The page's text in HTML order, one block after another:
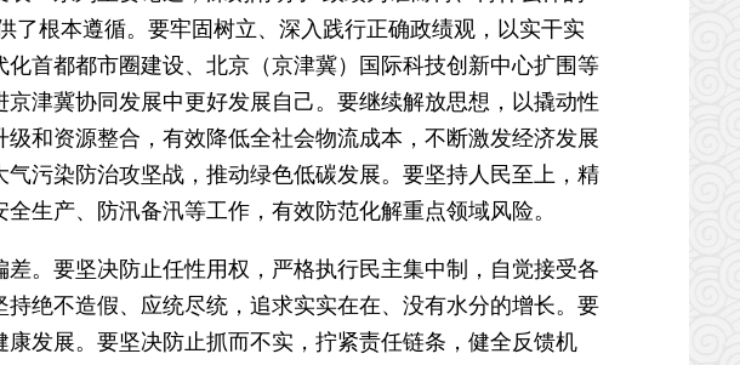
了根本遵循。要牢固树立、深入践行正确政绩观，以实干实
首都都市圈建设、北京（京津冀）国际科技创新中心扩围等
津冀协同发展中更好发展自己。要继续解放思想，以撬动性
和资源整合，有效降低全社会物流成本，不断激发经济发展
污染防治攻坚战，推动绿色低碳发展。要坚持人民至上，精
生产、防汛备汛等工作，有效防范化解重点领域风险。
要坚决防止任性用权，严格执行民主集中制，自觉接受各
绝不造假、应统尽统，追求实实在在、没有水分的增长。要
发展。要坚决防止抓而不实，拧紧责任链条，健全反馈机